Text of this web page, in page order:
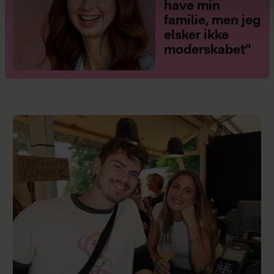
have min
familie, men jeg
elsker ikke
moderskabet”